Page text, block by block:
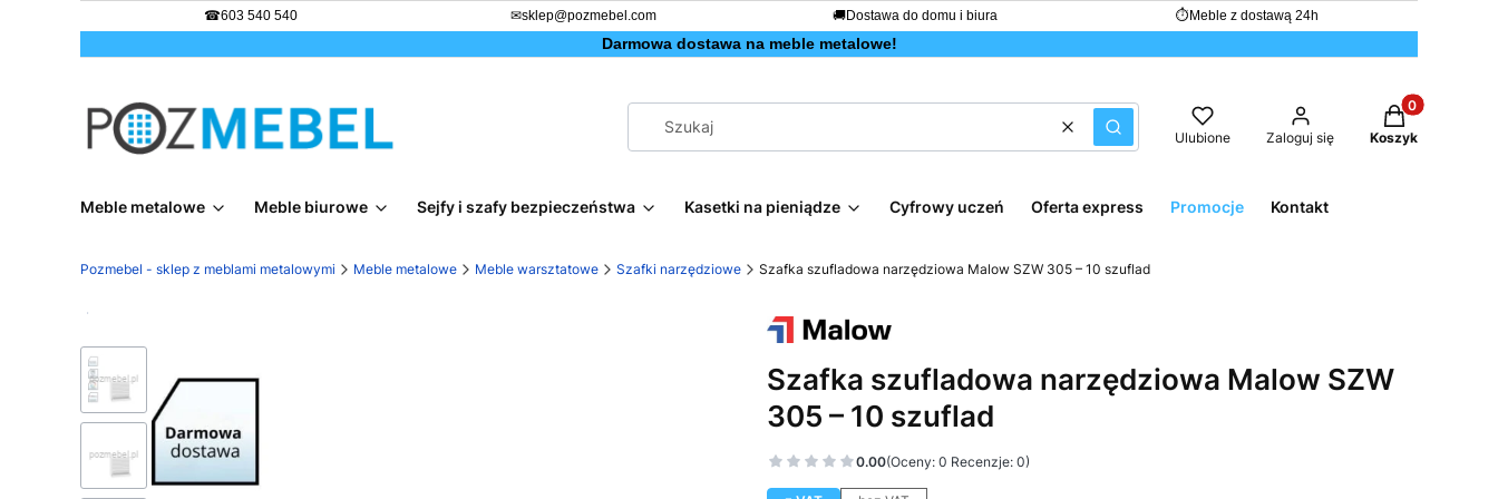
☎603 540 540 ✉sklep@pozmebel.com 🚚Dostawa do domu i biura ⏱ Meble z dostawą 24h
Darmowa dostawa na meble metalowe!
WyczyśćSzukaj Ulubione Zaloguj się
Produkty w
Koszyk
Meble metalowe Meble biurowe Sejfy i szafy bezpieczeństwa Kasetki na pieniądze Cyfrowy uczeń Oferta express Promocje Kontakt
Pozmebel - sklep z meblami metalowymi Meble metalowe Meble warsztatowe Szafki narzędziowe Szafka szufladowa narzędziowa Malow SZW 305 – 10 szuflad
Darmowa dostawa
Szafka szufladowa narzędziowa Malow SZW
305 – 10 szuflad
0.00(Oceny: 0 Recenzje: 0)